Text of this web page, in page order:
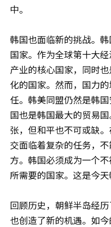
中。
韩国也面临新的挑战。
国家。作为全球第十大
产业的核心国家，同时
化的国家。然而，国力
任。韩美同盟仍然是韩
国也是韩国最大的贸易
张，但和平也不可或缺
交面临着复杂的任务，
方。韩国必须成为一个
所需要的国家。这是今天
回顾历史，朝鲜半岛经
也创造了新的机遇。如